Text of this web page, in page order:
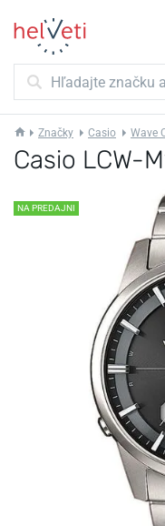
Značky Casio Wave
Casio LCW-
NA PREDAJNI